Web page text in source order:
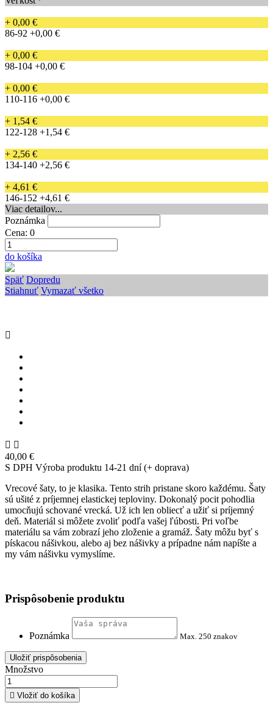
+ 0,00 €
86-92 +0,00 €
+ 0,00 €
98-104 +0,00 €
+ 0,00 €
110-116 +0,00 €
+ 1,54 €
122-128 +1,54 €
+ 2,56 €
134-140 +2,56 €
+ 4,61 €
146-152 +4,61 €
Viac detailov...
Poznámka
Cena: 0
do košíka
Späť Dopredu
Stiahnuť Vymazať všetko

 
40,00 €
S DPH Výroba produktu 14-21 dní (+ doprava)
Vrecové šaty, to je klasika. Tento strih pristane skoro každému. Šaty
sú ušité z príjemnej elastickej teploviny. Dokonalý pocit pohodlia
umocňujú schované vrecká. Už ich len obliecť a užiť si príjemný
deň. Materiál si môžete zvoliť podľa vašej ľúbosti. Pri voľbe
materiálu sa vám zobrazí jeho zloženie a gramáž. Šaty môžu byť s
pískacou nášivkou, alebo aj bez nášivky a prípadne nám napíšte a
my vám nášivku vymyslíme.
Prispôsobenie produktu
Poznámka Max. 250 znakov
Uložiť prispôsobenia
Množstvo
 Vložiť do košíka